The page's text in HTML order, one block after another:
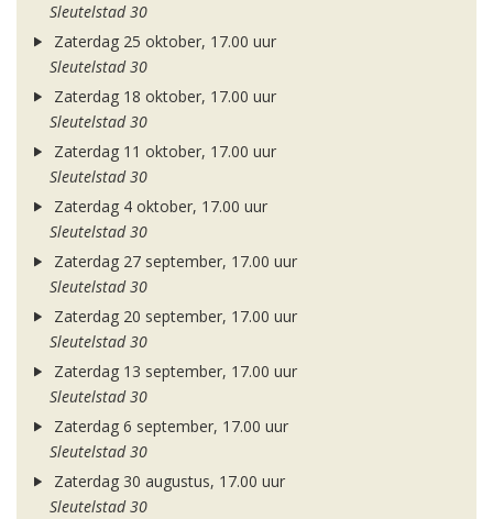
Sleutelstad 30
Zaterdag 25 oktober, 17.00 uur
Sleutelstad 30
Zaterdag 18 oktober, 17.00 uur
Sleutelstad 30
Zaterdag 11 oktober, 17.00 uur
Sleutelstad 30
Zaterdag 4 oktober, 17.00 uur
Sleutelstad 30
Zaterdag 27 september, 17.00 uur
Sleutelstad 30
Zaterdag 20 september, 17.00 uur
Sleutelstad 30
Zaterdag 13 september, 17.00 uur
Sleutelstad 30
Zaterdag 6 september, 17.00 uur
Sleutelstad 30
Zaterdag 30 augustus, 17.00 uur
Sleutelstad 30